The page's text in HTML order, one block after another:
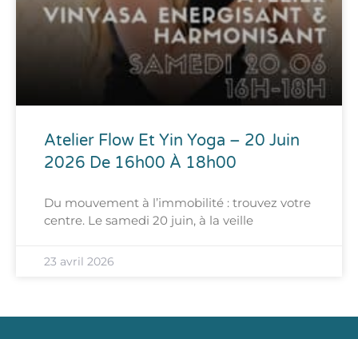
Atelier Flow Et Yin Yoga – 20 Juin
2026 De 16h00 À 18h00
Du mouvement à l’immobilité : trouvez votre
centre. Le samedi 20 juin, à la veille
23 avril 2026